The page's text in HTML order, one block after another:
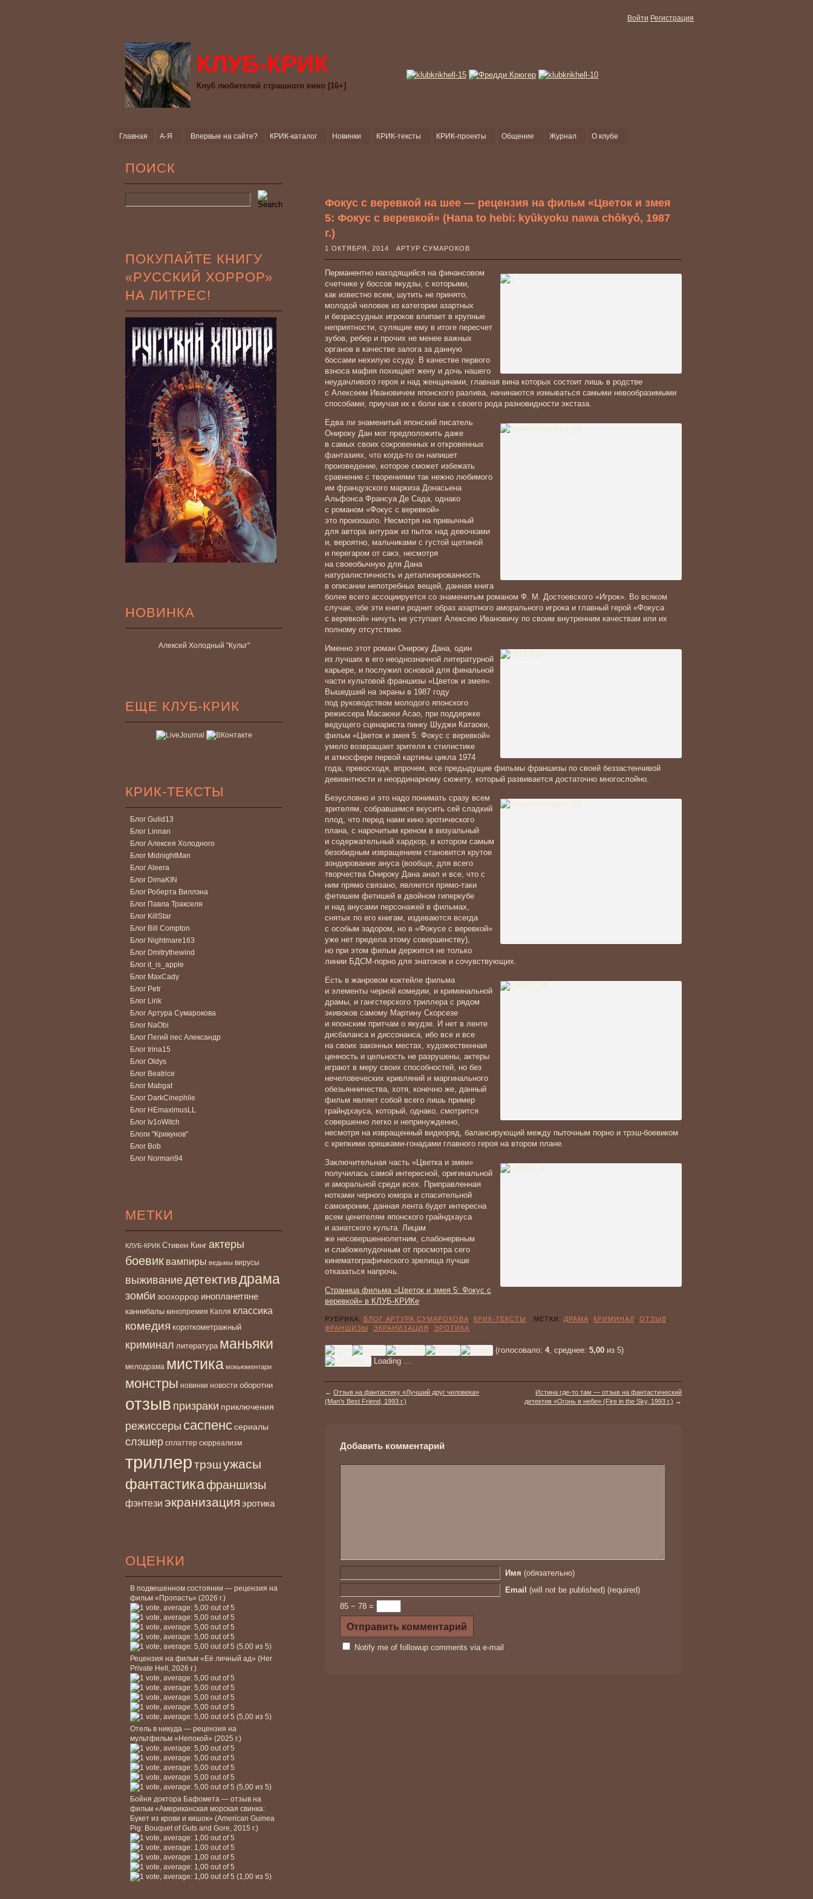
Войти Регистрация
КЛУБ-КРИК
Клуб любителей страшного кино [16+]
Главная А-Я Впервые на сайте? КРИК-каталог Новинки КРИК-тексты КРИК-проекты Общение Журнал О клубе
ПОИСК
ПОКУПАЙТЕ КНИГУ
«РУССКИЙ ХОРРОР»
НА ЛИТРЕС!
НОВИНКА
Алексей Холодный "Культ"
ЕЩЕ КЛУБ-КРИК
КРИК-ТЕКСТЫ
Блог Gulid13
Блог Linnan
Блог Алексея Холодного
Блог MidnightMan
Блог Aleera
Блог DimaKIN
Блог Роберта Виллэна
Блог Павла Тракселя
Блог KillStar
Блог Bill Compton
Блог Nightmare163
Блог Dmitrythewind
Блог it_is_apple
Блог MaxCady
Блог Petr
Блог Lirik
Блог Артура Сумарокова
Блог NaObi
Блог Пегий пес Александр
Блог Irina15
Блог Oldys
Блог Beatrice
Блог Mabgat
Блог DarkCinephile
Блог HEmaximusLL
Блог Iv1oWitch
Блоги "Крикунов"
Блог Bob
Блог Norman94
МЕТКИ
КЛУБ-КРИК Стивен Кинг актеры
боевик вампиры ведьмы вирусы
выживаниедетективдрама
зомби зоохоррор инопланетяне
каннибалы кинопремия Капля классика
комедия короткометражный
криминал литература маньяки
мелодрама мистика мокьюментари
монстры новинки новости оборотни
отзыв призраки приключения
режиссеры саспенссериалы
слэшер сплаттер сюрреализм
триллертрэшужасы
фантастикафраншизы
фэнтези экранизация эротика
ОЦЕНКИ
В подвешенном состоянии — рецензия на
фильм «Пропасть» (2026 г.)
(5,00 из 5)
Рецензия на фильм «Её личный ад» (Her
Private Hell, 2026 г.)
(5,00 из 5)
Отель в никуда — рецензия на
мультфильм «Непокой» (2025 г.)
(5,00 из 5)
Бойня доктора Бафомета — отзыв на
фильм «Американская морская свинка:
Букет из крови и кишок» (American Guinea
Pig: Bouquet of Guts and Gore, 2015 г.)
(1,00 из 5)
Фокус с веревкой на шее — рецензия на фильм «Цветок и змея
5: Фокус с веревкой» (Hana to hebi: kyûkyoku nawa chôkyô, 1987
г.)
1 ОКТЯБРЯ, 2014 АРТУР СУМАРОКОВ
Перманентно находящийся на финансовом
счетчике у боссов якудзы, с которыми,
как известно всем, шутить не принято,
молодой человек из категории азартных
и безрассудных игроков влипает в крупные
неприятности, сулящие ему в итоге пересчет
зубов, ребер и прочих не менее важных
органов в качестве залога за данную
боссами нехилую ссуду. В качестве первого
взноса мафия похищает жену и дочь нашего
неудачливого героя и над женщинами, главная вина которых состоит лишь в родстве
с Алексеем Ивановичем японского разлива, начинаются измываться самыми невообразимыми
способами, приучая их к боли как к своего рода разновидности экстаза.
Едва ли знаменитый японский писатель
Онироку Дан мог предположить даже
в самых своих сокровенных и откровенных
фантазиях, что когда-то он напишет
произведение, которое сможет избежать
сравнение с творениями так нежно любимого
им французского маркиза Донасьена
Альфонса Франсуа Де Сада, однако
с романом «Фокус с веревкой»
это произошло. Несмотря на привычный
для автора антураж из пыток над девочками
и, вероятно, мальчиками с густой щетиной
и перегаром от сакэ, несмотря
на своеобычную для Дана
натуралистичность и детализированность
в описании непотребных вещей, данная книга
более всего ассоциируется со знаменитым романом Ф. М. Достоевского «Игрок». Во всяком
случае, обе эти книги роднит образ азартного аморального игрока и главный герой «Фокуса
с веревкой» ничуть не уступает Алексею Ивановичу по своим внутренним качествам или их
полному отсутствию.
Именно этот роман Онироку Дана, один
из лучших в его неоднозначной литературной
карьере, и послужил основой для финальной
части культовой франшизы «Цветок и змея».
Вышедший на экраны в 1987 году
под руководством молодого японского
режиссера Масаюки Асао, при поддержке
ведущего сценариста пинку Шуджи Катаоки,
фильм «Цветок и змея 5: Фокус с веревкой»
умело возвращает зрителя к стилистике
и атмосфере первой картины цикла 1974
года, превосходя, впрочем, все предыдущие фильмы франшизы по своей беззастенчивой
девиантности и неординарному сюжету, который развивается достаточно многослойно.
Безусловно и это надо понимать сразу всем
зрителям, собравшимся вкусить сей сладкий
плод, что перед нами кино эротического
плана, с нарочитым креном в визуальный
и содержательный хардкор, в котором самым
безобидным извращением становится крутое
зондирование ануса (вообще, для всего
творчества Онироку Дана анал и все, что с
ним прямо связано, является прямо-таки
фетишем фетишей в двойном гиперкубе
и над анусами персонажей в фильмах,
снятых по его книгам, издеваются всегда
с особым задором, но в «Фокусе с веревкой»
уже нет предела этому совершенству),
но при этом фильм держится не только
линии БДСМ-порно для знатоков и сочувствующих.
Есть в жанровом коктейле фильма
и элементы черной комедии, и криминальной
драмы, и гангстерского триллера с рядом
экивоков самому Мартину Скорсезе
и японским притчам о якудзе. И нет в ленте
дисбаланса и диссонанса, ибо все и все
на своих законных местах, художественная
ценность и цельность не разрушены, актеры
играют в меру своих способностей, но без
нечеловеческих кривляний и маргинального
обезьянничества, хотя, конечно же, данный
фильм являет собой всего лишь пример
грайндхауса, который, однако, смотрится
совершенно легко и непринужденно,
несмотря на извращенный видеоряд, балансирующий между пыточным порно и трэш-боевиком
с крепкими орешками-гонадами главного героя на втором плане.
Заключительная часть «Цветка и змеи»
получилась самой интересной, оригинальной
и аморальной среди всех. Приправленная
нотками черного юмора и спасительной
самоиронии, данная лента будет интересна
всем ценителям японского грайндхауса
и азиатского культа. Лицам
же несовершеннолетним, слабонервным
и слабожелудочным от просмотра сего
кинематографического зрелища лучше
отказаться напрочь.
Страница фильма «Цветок и змея 5: Фокус с
веревкой» в КЛУБ-КРИКе
РУБРИКА: БЛОГ АРТУРА СУМАРОКОВА КРИК-ТЕКСТЫ МЕТКИ: ДРАМА КРИМИНАЛ ОТЗЫВ
ФРАНШИЗЫ
ЭКРАНИЗАЦИЯ ЭРОТИКА
(голосовало: 4, среднее: 5,00 из 5)
Loading ...
← Отзыв на фантастику «Лучший друг человека»
(Man’s Best Friend, 1993 г.)
Истина где-то там — отзыв на фантастический
детектив «Огонь в небе» (Fire in the Sky, 1993 г.) →
Добавить комментарий
Имя (обязательно)
Email (will not be published) (required)
85 − 78 =
Notify me of followup comments via e-mail